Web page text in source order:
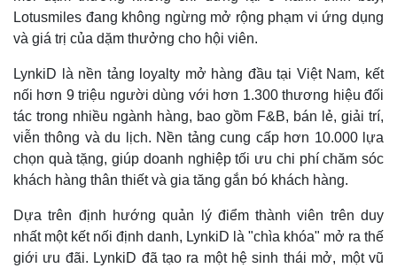
Lotusmiles đang không ngừng mở rộng phạm vi ứng dụng
và giá trị của dặm thưởng cho hội viên.
LynkiD là nền tảng loyalty mở hàng đầu tại Việt Nam, kết
nối hơn 9 triệu người dùng với hơn 1.300 thương hiệu đối
tác trong nhiều ngành hàng, bao gồm F&B, bán lẻ, giải trí,
viễn thông và du lịch. Nền tảng cung cấp hơn 10.000 lựa
chọn quà tặng, giúp doanh nghiệp tối ưu chi phí chăm sóc
khách hàng thân thiết và gia tăng gắn bó khách hàng.
Dựa trên định hướng quản lý điểm thành viên trên duy
nhất một kết nối định danh, LynkiD là "chìa khóa" mở ra thế
giới ưu đãi. LynkiD đã tạo ra một hệ sinh thái mở, một vũ